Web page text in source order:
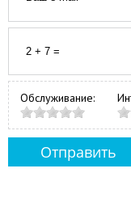
Обслуживание: